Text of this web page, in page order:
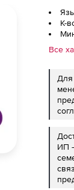
К-
Все
Для
ИП